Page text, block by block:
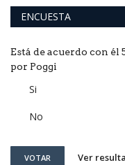
ENCUESTA
Está de acuerdo con él
por Poggi
Si
No
VOTAR Ver